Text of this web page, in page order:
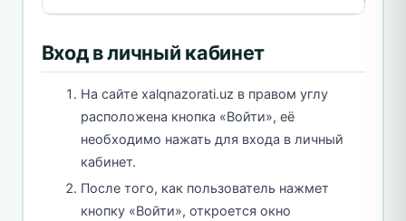
Вход в личный кабинет
На сайте xalqnazorati.uz в правом углу
расположена кнопка «Войти», её
необходимо нажать для входа в личный
кабинет.
После того, как пользователь нажмет
кнопку «Войти», откроется окно